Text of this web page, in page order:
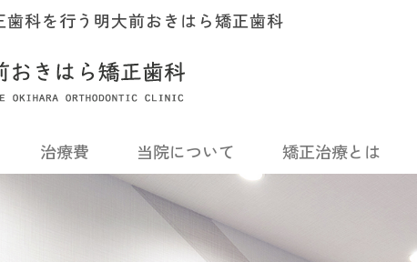
歯科を行う明大前おきはら矯正歯科
治療費 当院について
矯正治療とは
成人矯正（大人の矯正
上顎前突